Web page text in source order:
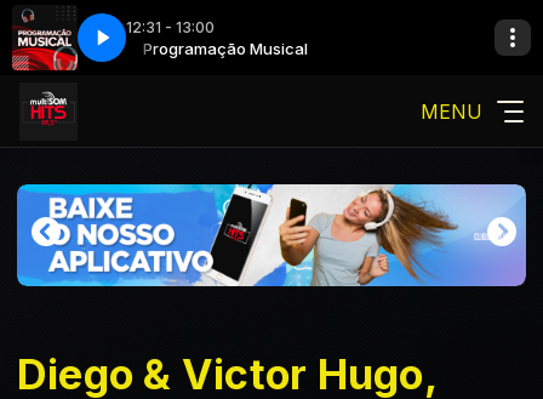
12:31 - 13:00
Programação Musical
de Oliveira Multi Hits - 2ª edição com Vaneza de Oliveira
MENU
Diego & Victor Hugo,